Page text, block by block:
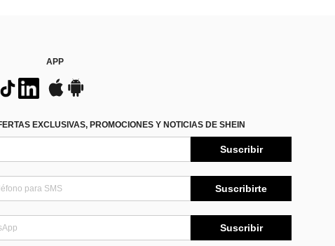
APP
EXCLUSIVAS, PROMOCIONES Y NOTICIAS DE SHEIN
Suscribir
Suscribirte
Suscribir